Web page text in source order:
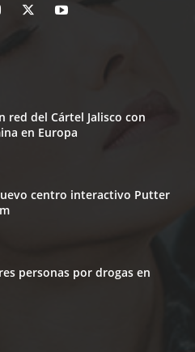
red del Cártel Jalisco con
en Europa
centro interactivo Putter
personas por drogas en